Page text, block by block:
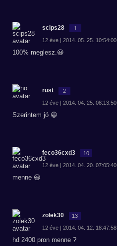
scips28 1
12 éve | 2014. 05. 25. 10:54:00
100% meglesz.😃
rust 2
12 éve | 2014. 04. 25. 08:13:50
Szerintem jó 😀
feco36cxd3 10
12 éve | 2014. 04. 20. 07:05:40
menne 😃
zolek30 13
12 éve | 2014. 04. 12. 18:47:58
hd 2400 pron menne ?